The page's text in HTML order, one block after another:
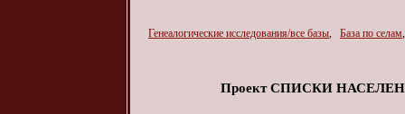
Генеалогические исследования/все базы, База по селам
Проект СПИСКИ